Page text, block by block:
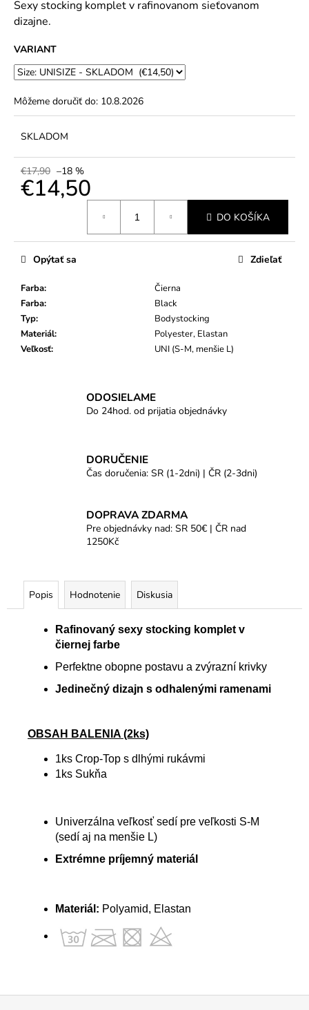
5
hviezdičiek.
Sexy stocking komplet v rafinovanom sieťovanom
dizajne.
VARIANT
Môžeme doručiť do: 10.8.2026
SKLADOM
€17,90 –18 %
€14,50
DO KOŠÍKA
Farba:
Čierna
Farba:
Black
Typ:
Bodystocking
Materiál:
Polyester, Elastan
Veľkosť: UNI (S-M, menšie L)
Opýtať sa Zdieľať
ODOSIELAME
Do 24hod. od prijatia objednávky
DORUČENIE
Čas doručenia: SR (1-2dni) | ČR (2-3dni)
DOPRAVA ZDARMA
Pre objednávky nad: SR 50€ | ČR nad
1250Kč
Popis Hodnotenie Diskusia
Rafinovaný sexy stocking komplet v
čiernej farbe
Perfektne obopne postavu a zvýrazní krivky
Jedinečný dizajn s odhalenými ramenami
OBSAH BALENIA (2ks)
1ks Crop-Top s dlhými rukávmi
1ks Sukňa
Univerzálna veľkosť sedí pre veľkosti S-M
(sedí aj na menšie L)
Extrémne príjemný materiál
Materiál: Polyamid, Elastan
a
e